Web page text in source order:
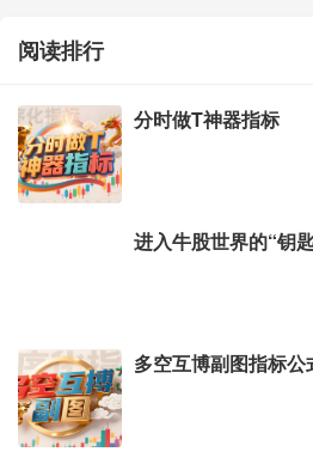
阅读排行
分时做T神器指标
进入牛股世界的“钥
多空互博副图指标公